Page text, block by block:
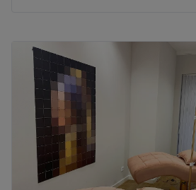
Dienstag
Mittwoch
Donnerstag
Freitag
Samstag
Sonntag
Muss man zum Schönsein wirklich
RivaDerma Frankfurt! Im